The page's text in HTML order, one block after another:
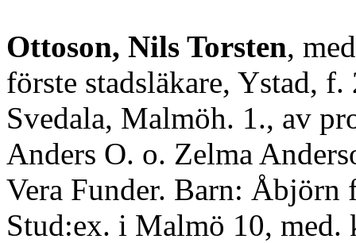
Ottoson, Nils Torsten,
förste stadsläkare, Ystad,
Svedala, Malmöh. 1., av
Anders O. o. Zelma
Vera Funder. Barn:
Stud:ex. i Malmö 10, med.